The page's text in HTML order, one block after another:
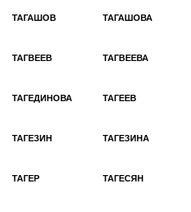
ТАГАШОВ ТАГАШОВА
ТАГВЕЕВ ТАГВЕЕВА
ТАГЕДИНОВА ТАГЕЕВ
ТАГЕЗИН ТАГЕЗИНА
ТАГЕР ТАГЕСЯН